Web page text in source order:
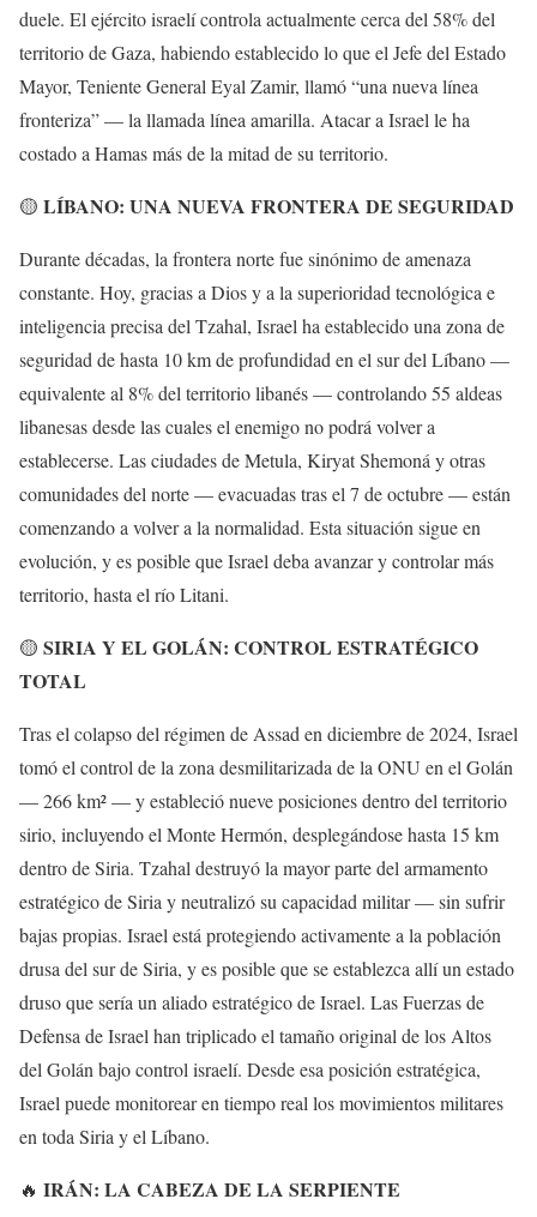
duele. El ejército israelí controla actualmente cerca del 58% del
territorio de Gaza, habiendo establecido lo que el Jefe del Estado
Mayor, Teniente General Eyal Zamir, llamó “una nueva línea
fronteriza” — la llamada línea amarilla. Atacar a Israel le ha
costado a Hamas más de la mitad de su territorio.
🟡 LÍBANO: UNA NUEVA FRONTERA DE SEGURIDAD
Durante décadas, la frontera norte fue sinónimo de amenaza
constante. Hoy, gracias a Dios y a la superioridad tecnológica e
inteligencia precisa del Tzahal, Israel ha establecido una zona de
seguridad de hasta 10 km de profundidad en el sur del Líbano —
equivalente al 8% del territorio libanés — controlando 55 aldeas
libanesas desde las cuales el enemigo no podrá volver a
establecerse. Las ciudades de Metula, Kiryat Shemoná y otras
comunidades del norte — evacuadas tras el 7 de octubre — están
comenzando a volver a la normalidad. Esta situación sigue en
evolución, y es posible que Israel deba avanzar y controlar más
territorio, hasta el río Litani.
🟡 SIRIA Y EL GOLÁN: CONTROL ESTRATÉGICO
TOTAL
Tras el colapso del régimen de Assad en diciembre de 2024, Israel
tomó el control de la zona desmilitarizada de la ONU en el Golán
— 266 km² — y estableció nueve posiciones dentro del territorio
sirio, incluyendo el Monte Hermón, desplegándose hasta 15 km
dentro de Siria. Tzahal destruyó la mayor parte del armamento
estratégico de Siria y neutralizó su capacidad militar — sin sufrir
bajas propias. Israel está protegiendo activamente a la población
drusa del sur de Siria, y es posible que se establezca allí un estado
druso que sería un aliado estratégico de Israel. Las Fuerzas de
Defensa de Israel han triplicado el tamaño original de los Altos
del Golán bajo control israelí. Desde esa posición estratégica,
Israel puede monitorear en tiempo real los movimientos militares
en toda Siria y el Líbano.
🔥 IRÁN: LA CABEZA DE LA SERPIENTE